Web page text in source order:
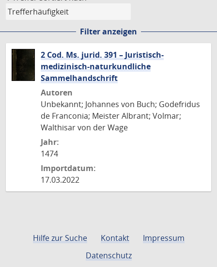
Filter anzeigen
2 Cod. Ms. jurid. 391 – Juristisch-
medizinisch-naturkundliche
Sammelhandschrift
Autoren
Unbekannt; Johannes von Buch; Godefridus
de Franconia; Meister Albrant; Volmar;
Walthisar von der Wage
Jahr:
1474
Importdatum:
17.03.2022
Hilfe zur Suche Kontakt
Impressum
Datenschutz